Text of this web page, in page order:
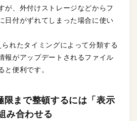
が、外付けストレージなどからフ
日付がずれてしまった場合に使い
れたタイミングによって分類する
報がアップデートされるファイル
と便利です。
まで整頓するには「表示
み合わせる